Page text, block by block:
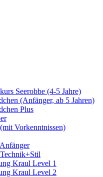
Seerobbe (4-5 Jahre)
(Anfänger, ab 5 Jahren)
Plus
Vorkenntnissen)
Kraul Level 1
Kraul Level 2